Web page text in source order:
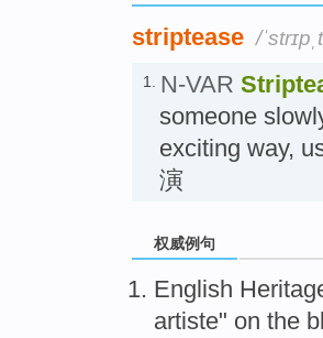
striptease /
1. N-VAR
someone
exciting way,
演
权威例句
English
artiste" on the